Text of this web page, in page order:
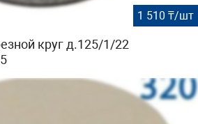
1 510 ₸/шт
круг д.125/1/22